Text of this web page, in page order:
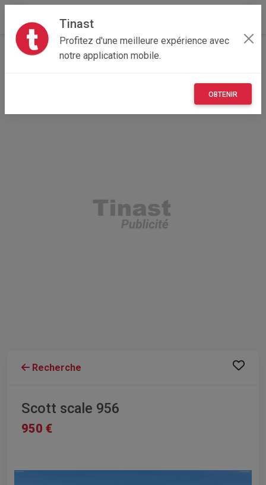
Tinast
Profitez d'une meilleure expérience avec
notre application mobile.
OBTENIR
Accueil Véhicules Auvergne-Rhône-Alpes
Recherche
Scott scale 956
950 €